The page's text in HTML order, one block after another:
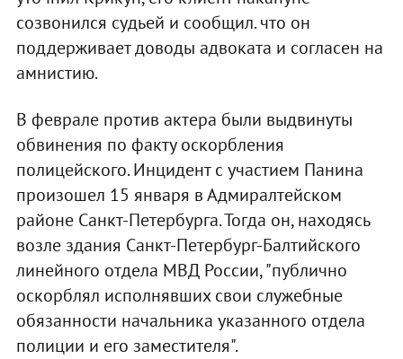
созвонился судьей и сообщил. что он
поддерживает доводы адвоката и согласен на
амнистию.
В феврале против актера были выдвинуты
обвинения по факту оскорбления
полицейского. Инцидент с участием Панина
произошел 15 января в Адмиралтейском
районе Санкт-Петербурга. Тогда он, находясь
возле здания Санкт-Петербург-Балтийского
линейного отдела МВД России, "публично
оскорблял исполнявших свои служебные
обязанности начальника указанного отдела
полиции и его заместителя".